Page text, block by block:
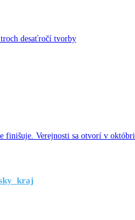
desaťročí tvorby
finišuje. Verejnosti sa otvorí v októbri